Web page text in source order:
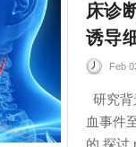
床诊
诱导
Feb
研究
血事件
的 探讨